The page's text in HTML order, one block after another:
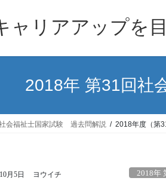
ャリアアップを
2018年 第31回社
会福祉士国家試験 過去問解説 2018年度（第
月5日 ヨウイチ 2018年